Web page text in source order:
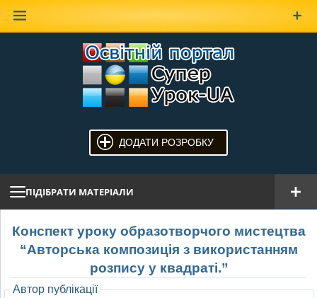
ДОДАТИ РОЗРОБКУ
ПІДІБРАТИ МАТЕРІАЛИ
Конспект уроку образотворчого мистецтва
“Авторська композиція з використанням
розпису у квадраті.”
Автор публікації